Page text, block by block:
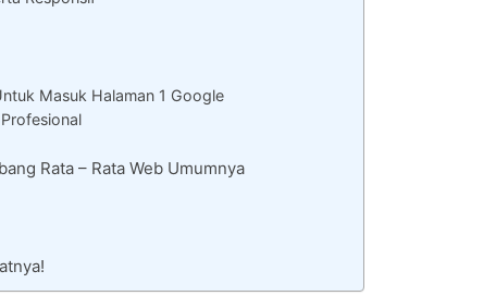
Masuk Halaman 1 Google
Rata – Rata Web Umumnya